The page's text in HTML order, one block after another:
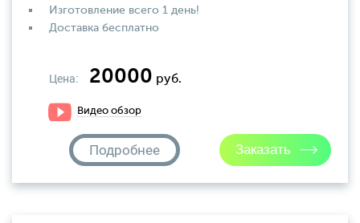
Изготовление всего 1 день!
Доставка бесплатно
Цена: 20000 руб.
Видео обзор
Подробнее